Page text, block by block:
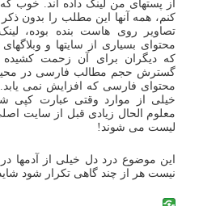
از پستهای من لینک داده اند. خوب
کنم، همه آنها این مطلب را بدون
تصاویر روی هاست بنده بوده،
محتوای بسیاری از سایتها و
که دیگران برای آن زحمت کشیده
گسترش حجم مطالب فارسی در
محتوای فارسی که افزایش نمی
خیلی از موارد وقتی عبارت کپی
معلوم الحال زیادی قبل از سایت
لیست می شوند!
این موضوع درد دل خیلی از آدمها
نیست هر از چند گاهی تکرار شود